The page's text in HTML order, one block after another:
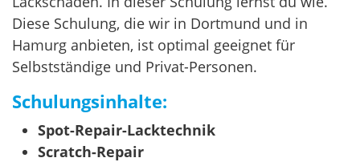
Diese Schulung, die wir in Dortmund und in
Hamurg anbieten, ist optimal geeignet für
Selbstständige und Privat-Personen.
Schulungsinhalte:
Spot-Repair-Lacktechnik
Scratch-Repair